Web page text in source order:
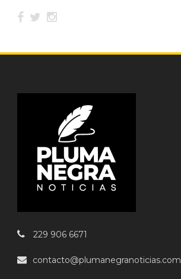
229 906 6671
contacto@plumanegranoticias.com